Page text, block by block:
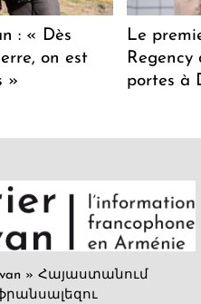
: « Dès
on est
»
Le
Regency
portes à
» Հայաստանում